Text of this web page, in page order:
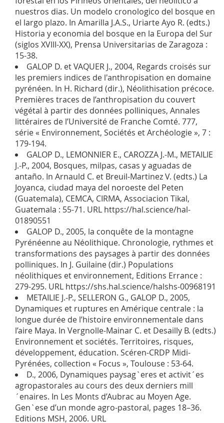
nuestros dias. Un modelo cronologico del bosque en
el largo plazo. In Amarilla J.A.S., Uriarte Ayo R. (edts.)
Historia y economia del bosque en la Europa del Sur
(siglos XVIII-XX), Prensa Universitarias de Zaragoza :
15-38.
GALOP D. et VAQUER J., 2004, Regards croisés sur
les premiers indices de l'anthropisation en domaine
pyrénéen. In H. Richard (dir.), Néolithisation précoce.
Premières traces de l’anthropisation du couvert
végétal à partir des données polliniques, Annales
littéraires de l’Université de Franche Comté. 777,
série « Environnement, Sociétés et Archéologie », 7 :
179-194.
GALOP D., LEMONNIER E., CAROZZA J.-M., METAILIE
J.-P., 2004, Bosques, milpas, casas y aguadas de
antaño. In Arnauld C. et Breuil-Martinez V. (edts.) La
Joyanca, ciudad maya del noroeste del Peten
(Guatemala), CEMCA, CIRMA, Associacion Tikal,
Guatemala : 55-71. URL https://hal.science/hal-
01890551
GALOP D., 2005, la conquête de la montagne
Pyrénéenne au Néolithique. Chronologie, rythmes et
transformations des paysages à partir des données
polliniques. In J. Guilaine (dir.) Populations
néolithiques et environnement, Editions Errance :
279-295. URL https://shs.hal.science/halshs-00968191
METAILIE J.-P., SELLERON G., GALOP D., 2005,
Dynamiques et ruptures en Amérique centrale : la
longue durée de l’histoire environnementale dans
l’aire Maya. In Vergnolle-Mainar C. et Desailly B. (edts.)
Environnement et sociétés. Territoires, risques,
développement, éducation. Scéren-CRDP Midi-
Pyrénées, collection « Focus », Toulouse : 53-64.
D., 2006, Dynamiques paysag`eres et activit´es
agropastorales au cours des deux derniers mill
´enaires. In Les Monts d’Aubrac au Moyen Age.
Gen`ese d’un monde agro-pastoral, pages 18–36.
Editions MSH, 2006. URL